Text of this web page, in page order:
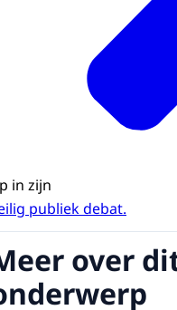
in zijn
publiek debat.
over